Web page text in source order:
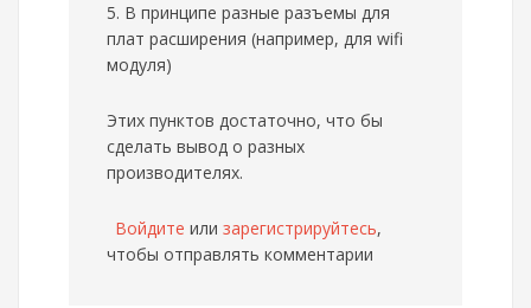
5. В принципе разные разъемы для
плат расширения (например, для wifi
модуля)
Этих пунктов достаточно, что бы
сделать вывод о разных
производителях.
Войдите или зарегистрируйтесь,
чтобы отправлять комментарии